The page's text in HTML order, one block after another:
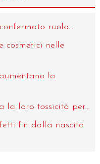
ruolo...
cosmetici nelle
la
la loro tossicità per...
fin dalla nascita